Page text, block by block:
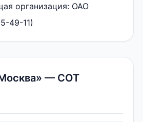
организация: ОАО
49-11)
— СОТ